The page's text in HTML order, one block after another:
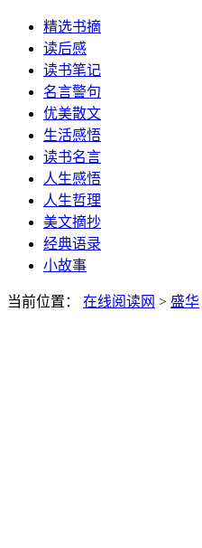
精选书摘
读后感
读书笔记
名言警句
优美散文
生活感悟
读书名言
人生感悟
人生哲理
美文摘抄
经典语录
小故事
当前位置： 在线阅读网 > 盛华